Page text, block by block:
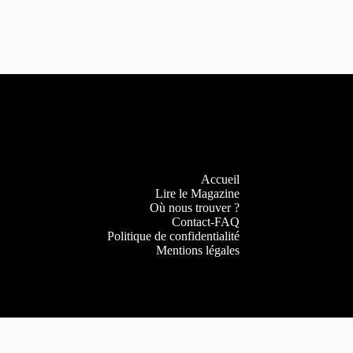
Accueil
Lire le Magazine
Où nous trouver ?
Contact-FAQ
Politique de confidentialité
Mentions légales